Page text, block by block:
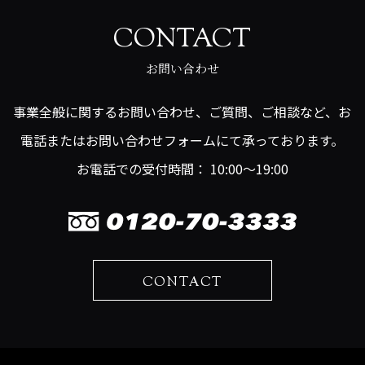
CONTACT
お問い合わせ
事業全般に関するお問い合わせ、ご質問、ご相談など、お
電話またはお問い合わせフォームにて承っております。
お電話での受付時間： 10:00～19:00
CONTACT